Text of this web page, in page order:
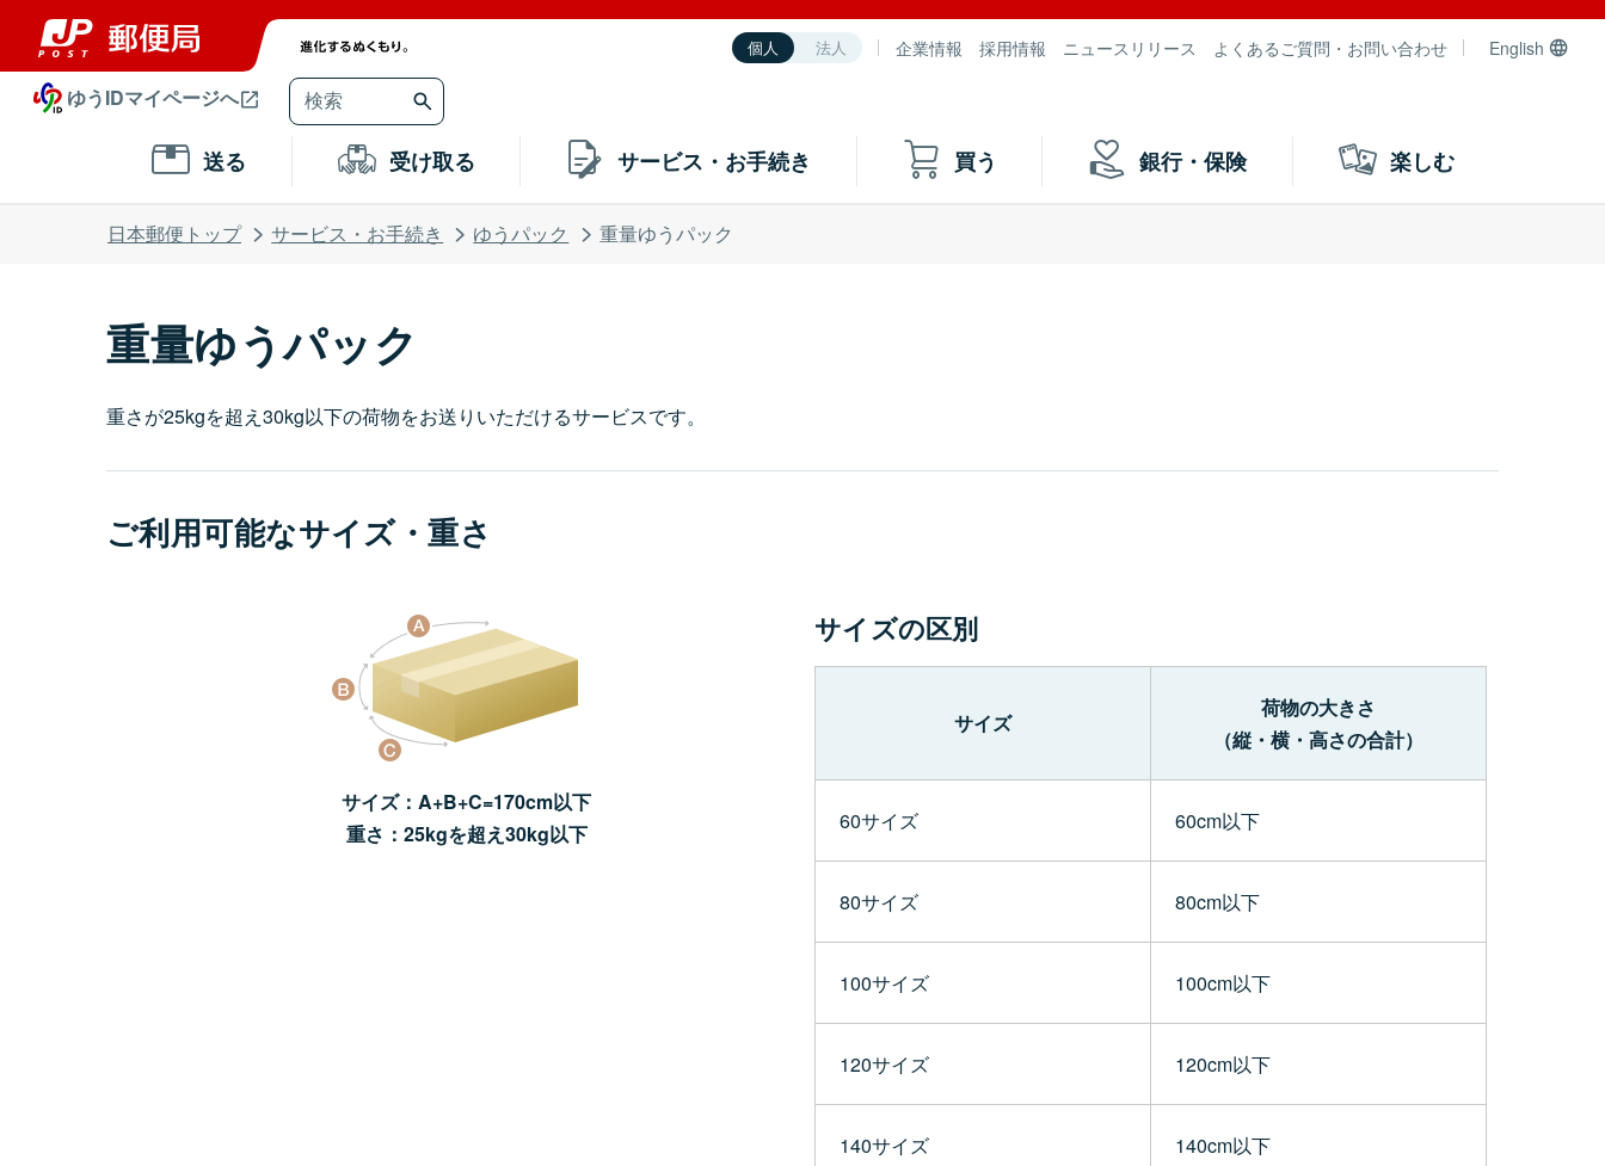
個人 法人 企業情報 採用情報 ニュースリリース よくあるご質問・お問い合わせ English
ゆうIDマイページへ
送る 受け取る サービス・お手続き 買う 銀行・保険 楽しむ
日本郵便トップ サービス・お手続き ゆうパック 重量ゆうパック
重量ゆうパック
重さが25kgを超え30kg以下の荷物をお送りいただけるサービスです。
ご利用可能なサイズ・重さ
サイズ：A+B+C=170cm以下
重さ：25kgを超え30kg以下
サイズの区別
サイズ
荷物の大きさ
（縦・横・高さの合計）
60サイズ 60cm以下
80サイズ 80cm以下
100サイズ 100cm以下
120サイズ 120cm以下
140サイズ 140cm以下